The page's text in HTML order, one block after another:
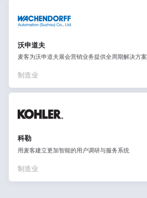
沃申道夫
麦客为沃申道夫展会营销业务提供全周期解决方案
制造业
科勒
用麦客建立更加智能的用户调研与服务系统
制造业